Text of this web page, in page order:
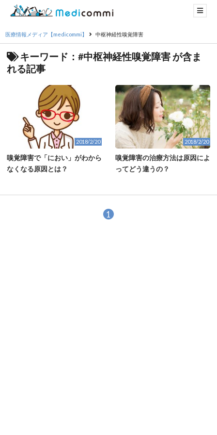
医療情報メディア【medicommi】 中枢神経性嗅覚障害
キーワード：#中枢神経性嗅覚障害 が含ま
れる記事
2018/2/20
嗅覚障害で「におい」がわから
なくなる原因とは？
2018/2/20
嗅覚障害の治療方法は原因によ
ってどう違うの？
1